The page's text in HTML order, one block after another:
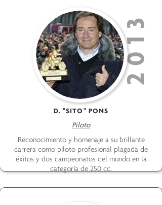
2013
D. "SITO" PONS
Piloto
Reconocimiento y homenaje a su brillante
carrera como piloto profesional plagada de
éxitos y dos campeonatos del mundo en la
categoría de 250 cc.